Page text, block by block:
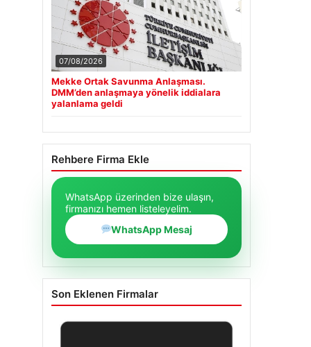
07/08/2026
Mekke Ortak Savunma Anlaşması.
DMM’den anlaşmaya yönelik iddialara
yalanlama geldi
Rehbere Firma Ekle
WhatsApp üzerinden bize ulaşın,
firmanızı hemen listeleyelim.
WhatsApp Mesaj
Son Eklenen Firmalar